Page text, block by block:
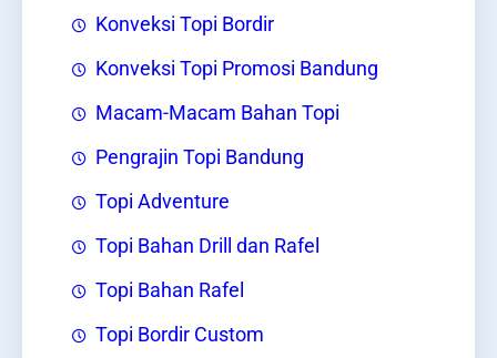
Konveksi Topi Bordir
Konveksi Topi Promosi Bandung
Macam-Macam Bahan Topi
Pengrajin Topi Bandung
Topi Adventure
Topi Bahan Drill dan Rafel
Topi Bahan Rafel
Topi Bordir Custom